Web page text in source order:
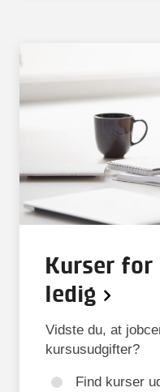
Kurser for
ledig
Vidste du, at
kursusudgifter?
Find kurser